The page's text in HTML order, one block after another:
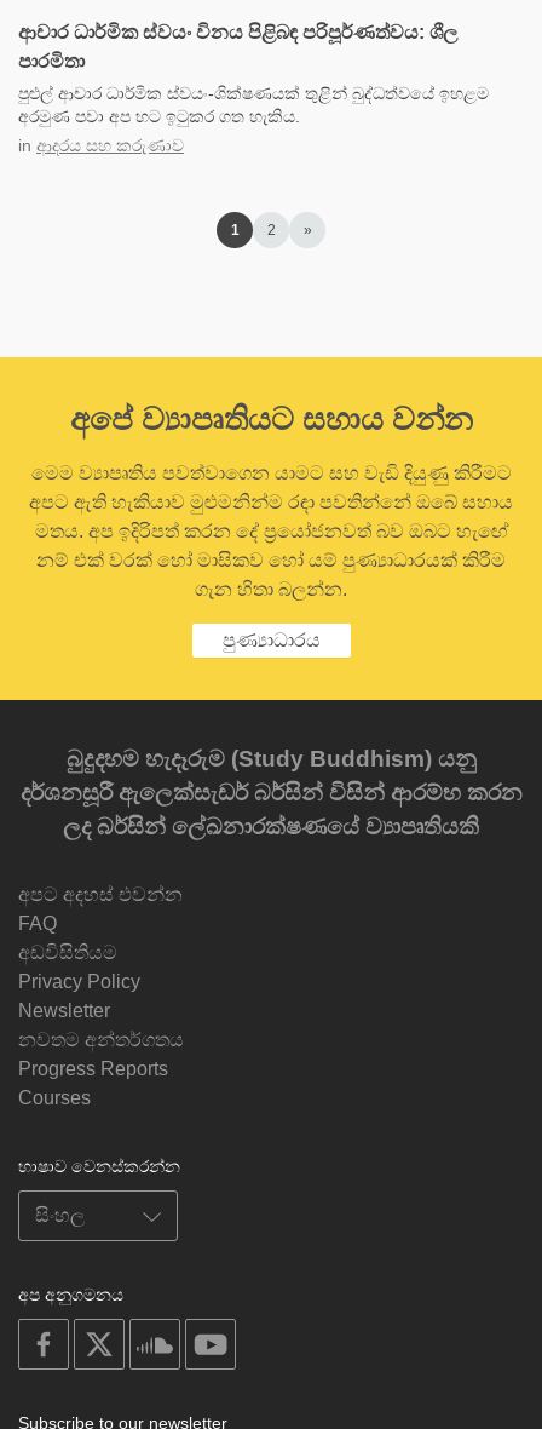
ආචාර ධාර්මික ස්වයං විනය පිළිබඳ පරිපූර්ණත්වය: ශීල
පාරමිතා
පුළුල් ආචාර ධාර්මික ස්වයං-ශික්ෂණයක් තුළින් බුද්ධත්වයේ ඉහළම
අරමුණ පවා අප හට ඉටුකර ගත හැකිය.
in ආදරය සහ කරුණාව
1 2 »
අපේ ව්‍යාපෘතියට සහාය වන්න
මෙම ව්‍යාපෘතිය පවත්වාගෙන යාමට සහ වැඩි දියුණු කිරීමට
අපට ඇති හැකියාව මුළුමනින්ම රඳා පවතින්නේ ඔබේ සහාය
මතය. අප ඉදිරිපත් කරන දේ ප්‍රයෝජනවත් බව ඔබට හැඟේ
නම් එක් වරක් හෝ මාසිකව හෝ යම් පුණ්‍යාධාරයක් කිරීම
ගැන හිතා බලන්න.
පුණ්‍යාධාරය
බුදුදහම හැදෑරුම (Study Buddhism) යනු
දර්ශනසූරී ඇලෙක්සැඩර් බර්සින් විසින් ආරම්භ කරන
ලද බර්සින් ලේඛනාරක්ෂණයේ ව්‍යාපෘතියකි
අපට අදහස් එවන්න
FAQ
අඩවිසිතියම
Privacy Policy
Newsletter
නවතම අන්තර්ගතය
Progress Reports
Courses
භාෂාව වෙනස්කරන්න
අප අනුගමනය
on
facebook
soundcloud
Subscribe to our newsletter